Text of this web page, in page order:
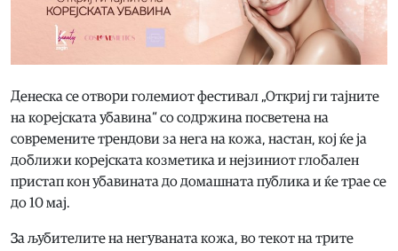
Денеска се отвори големиот фестивал „Откриј ги тајните
на корејската убавина“ со содржина посветена на
современите трендови за нега на кожа, настан, кој ќе ја
доближи корејската козметика и нејзиниот глобален
пристап кон убавината до домашната публика и ќе трае се
до 10 мај.
За љубителите на негуваната кожа, во текот на трите